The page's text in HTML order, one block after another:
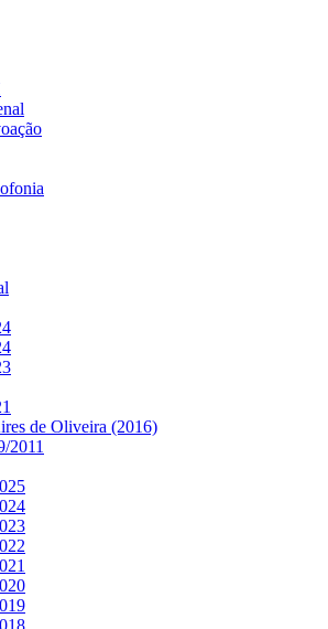
de Oliveira (2016)
2011